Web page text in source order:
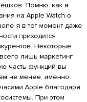
Помню, как я
на Apple Watch о
я в тот момент даже
приходится
Некоторые
лишь маркетинг
часть функций вы
не менее, именно
Apple благодаря
При этом